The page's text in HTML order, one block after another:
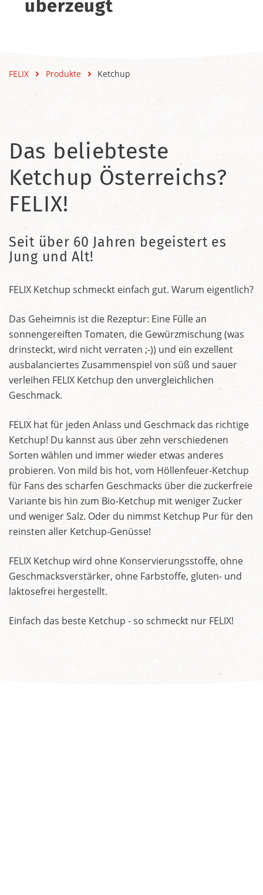
überzeugt
FELIX Produkte Ketchup
Das beliebteste
Ketchup Österreichs?
FELIX!
Seit über 60 Jahren begeistert es
Jung und Alt!
FELIX Ketchup schmeckt einfach gut. Warum eigentlich?
Das Geheimnis ist die Rezeptur: Eine Fülle an
sonnengereiften Tomaten, die Gewürzmischung (was
drinsteckt, wird nicht verraten ;-)) und ein exzellent
ausbalanciertes Zusammenspiel von süß und sauer
verleihen FELIX Ketchup den unvergleichlichen
Geschmack.
FELIX hat für jeden Anlass und Geschmack das richtige
Ketchup! Du kannst aus über zehn verschiedenen
Sorten wählen und immer wieder etwas anderes
probieren. Von mild bis hot, vom Höllenfeuer-Ketchup
für Fans des scharfen Geschmacks über die zuckerfreie
Variante bis hin zum Bio-Ketchup mit weniger Zucker
und weniger Salz. Oder du nimmst Ketchup Pur für den
reinsten aller Ketchup-Genüsse!
FELIX Ketchup wird ohne Konservierungsstoffe, ohne
Geschmacksverstärker, ohne Farbstoffe, gluten- und
laktosefrei hergestellt.
Einfach das beste Ketchup - so schmeckt nur FELIX!